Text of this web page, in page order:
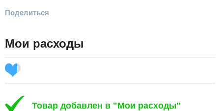
Поделиться
Мои расходы
Товар добавлен в "Мои расходы"